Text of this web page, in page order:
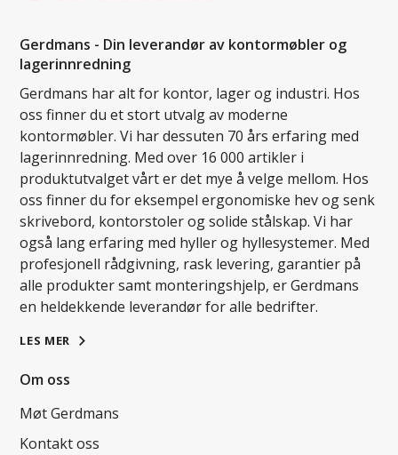
Gerdmans - Din leverandør av kontormøbler og
lagerinnredning
Gerdmans har alt for kontor, lager og industri. Hos
oss finner du et stort utvalg av moderne
kontormøbler. Vi har dessuten 70 års erfaring med
lagerinnredning. Med over 16 000 artikler i
produktutvalget vårt er det mye å velge mellom. Hos
oss finner du for eksempel ergonomiske hev og senk
skrivebord, kontorstoler og solide stålskap. Vi har
også lang erfaring med hyller og hyllesystemer. Med
profesjonell rådgivning, rask levering, garantier på
alle produkter samt monteringshjelp, er Gerdmans
en heldekkende leverandør for alle bedrifter.
LES MER
Om oss
Møt Gerdmans
Kontakt oss